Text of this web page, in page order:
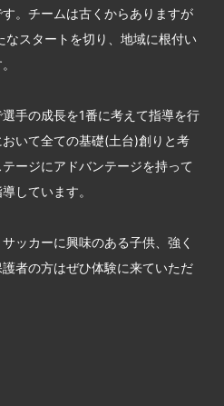
。チームは古くからありますが
なスタートを切り、地域に根付い
手の成長を1番に考えて指導を行
いて全ての基礎(土台)創りと考
ージにアドバンテージを持って
しています。
ッカーに興味のある子供、強く
者の方はぜひ体験に来ていただ